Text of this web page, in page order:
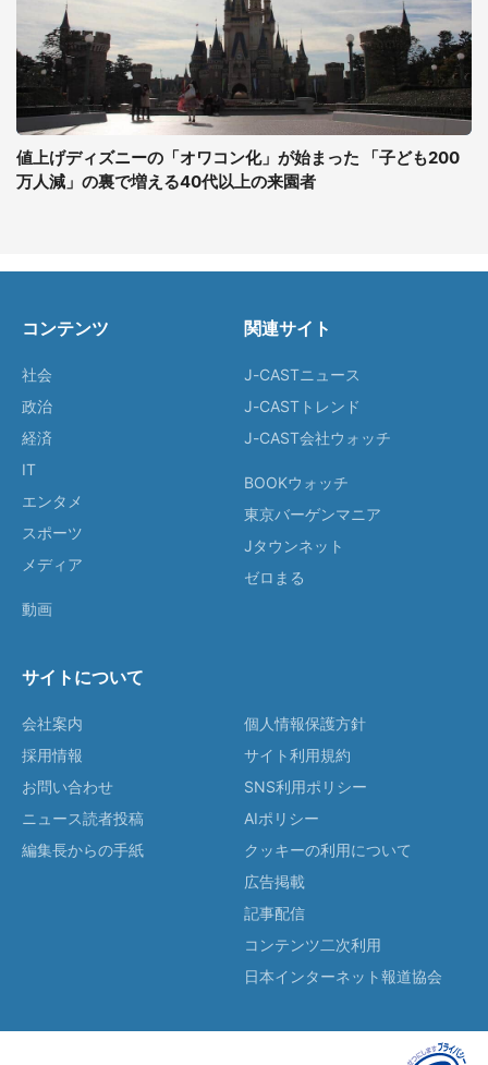
値上げディズニーの「オワコン化」が始まった 「子ども200
万人減」の裏で増える40代以上の来園者
コンテンツ
社会
政治
経済
IT
エンタメ
スポーツ
メディア
動画
関連サイト
J-CASTニュース
J-CASTトレンド
J-CAST会社ウォッチ
BOOKウォッチ
東京バーゲンマニア
Jタウンネット
ゼロまる
サイトについて
会社案内
採用情報
お問い合わせ
ニュース読者投稿
編集長からの手紙
個人情報保護方針
サイト利用規約
SNS利用ポリシー
AIポリシー
クッキーの利用について
広告掲載
記事配信
コンテンツ二次利用
日本インターネット報道協会